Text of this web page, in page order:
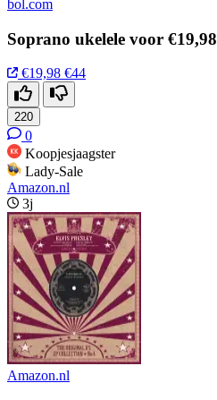
bol.com
Soprano ukelele voor €19,98
€19,98 €44
220
0
Koopjesjaagster
Lady-Sale
Amazon.nl
3j
Amazon.nl